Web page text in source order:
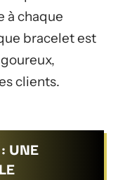
à chaque
bracelet est
clients.
UNE